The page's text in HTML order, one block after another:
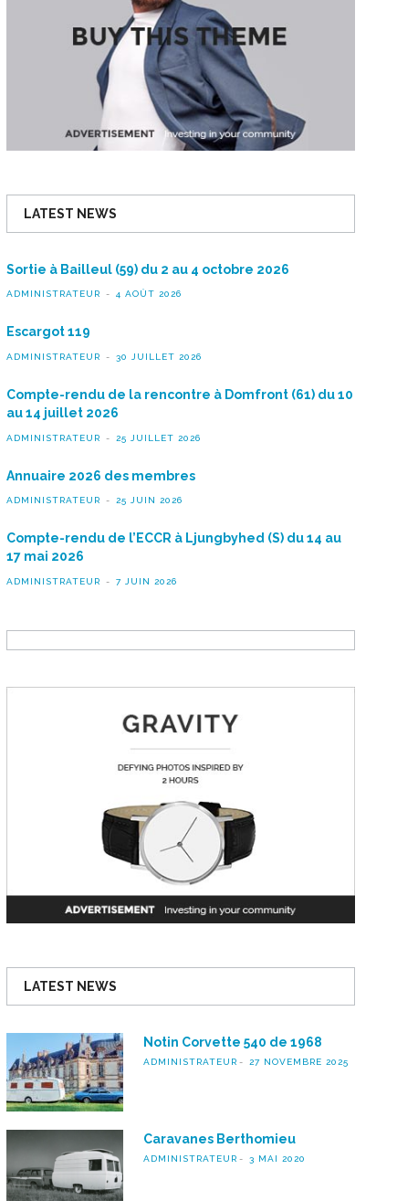
LATEST NEWS
Sortie à Bailleul (59) du 2 au 4 octobre 2026
ADMINISTRATEUR 4 AOÛT 2026
Escargot 119
ADMINISTRATEUR 30 JUILLET 2026
Compte-rendu de la rencontre à Domfront (61) du 10
au 14 juillet 2026
ADMINISTRATEUR 25 JUILLET 2026
Annuaire 2026 des membres
ADMINISTRATEUR 25 JUIN 2026
Compte-rendu de l’ECCR à Ljungbyhed (S) du 14 au
17 mai 2026
ADMINISTRATEUR 7 JUIN 2026
LATEST NEWS
Notin Corvette 540 de 1968
ADMINISTRATEUR 27 NOVEMBRE 2025
Caravanes Berthomieu
ADMINISTRATEUR 3 MAI 2020